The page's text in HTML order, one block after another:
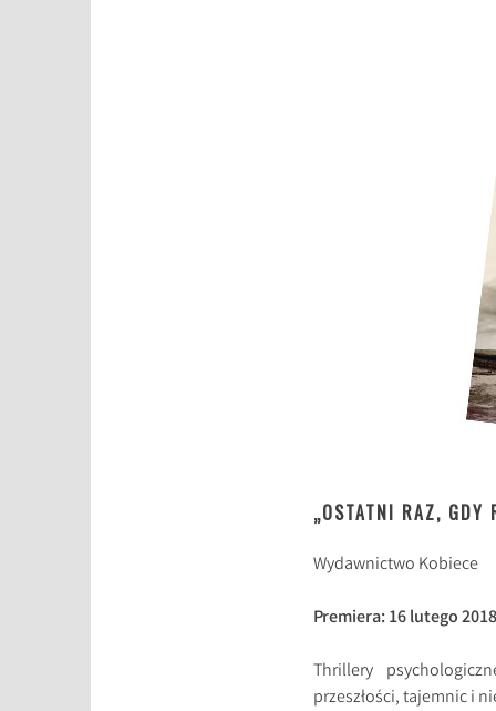
„OSTATNI RAZ, GDY
Wydawnictwo Kobiece
Premiera: 16 lutego 2018
Thrillery
przeszłości, tajemnic i